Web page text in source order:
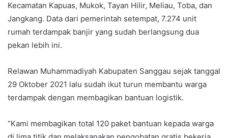
Kecamatan Kapuas, Mukok, Tayan Hilir, Meliau, Toba, dan
Jangkang. Data dari pemerintah setempat, 7.274 unit
rumah terdampak banjir yang sudah berlangsung dua
pekan lebih ini.
Relawan Muhammadiyah Kabupaten Sanggau sejak tanggal
29 Oktober 2021 lalu sudah ikut turun membantu warga
terdampak dengan membagikan bantuan logistik.
“Kami membagikan total 120 paket bantuan kepada warga